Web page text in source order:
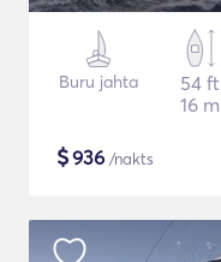
Buru jahta
54 ft
16 m
$936 /nakts